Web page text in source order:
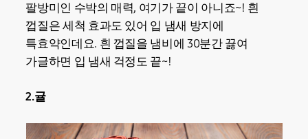
팔방미인 수박의 매력, 여기가 끝이 아니죠~! 흰
껍질은 세척 효과도 있어 입 냄새 방지에
특효약인데요. 흰 껍질을 냄비에 30분간 끓여
가글하면 입 냄새 걱정도 끝~!
2.귤